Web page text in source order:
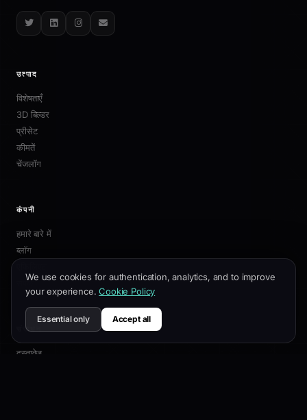
TwitterLinkedInInstagram
Email
उत्पाद
विशेषताएँ
3D बिल्डर
प्रीसेट
कीमतें
चेंजलॉग
कंपनी
हमारे बारे में
ब्लॉग
संपर्क
संसाधन
दस्तावेज़
We use cookies for authentication, analytics, and to improve
your experience. Cookie Policy
Essential only Accept all